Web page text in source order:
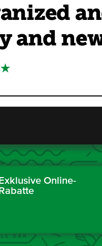
and
Exklusive Online-
Rabatte